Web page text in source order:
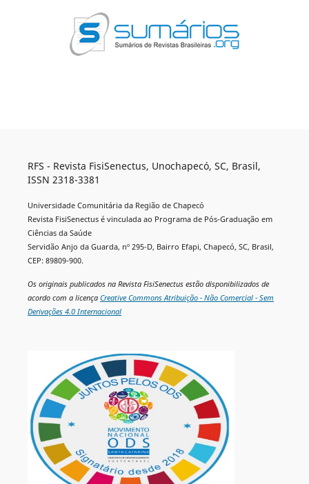
RFS - Revista FisiSenectus, Unochapecó, SC, Brasil,
ISSN 2318-3381
Universidade Comunitária da Região de Chapecó
Revista FisiSenectus é vinculada ao Programa de Pós-Graduação em
Ciências da Saúde
Servidão Anjo da Guarda, nº 295-D, Bairro Efapi, Chapecó, SC, Brasil,
CEP: 89809-900.
Os originais publicados na Revista FisiSenectus estão disponibilizados de
acordo com a licença Creative Commons Atribuição - Não Comercial - Sem
Derivações 4.0 Internacional